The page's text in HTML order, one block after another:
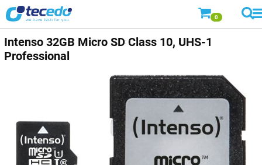
0
Intenso 32GB Micro SD Class 10, UHS-1
Professional